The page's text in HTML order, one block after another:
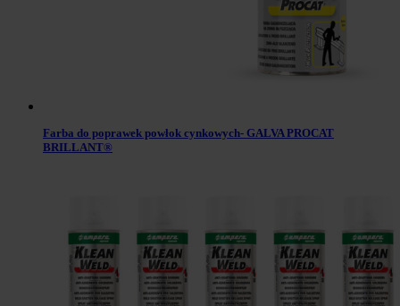
Farba do poprawek powłok cynkowych- GALVA PROCAT
BRILLANT®